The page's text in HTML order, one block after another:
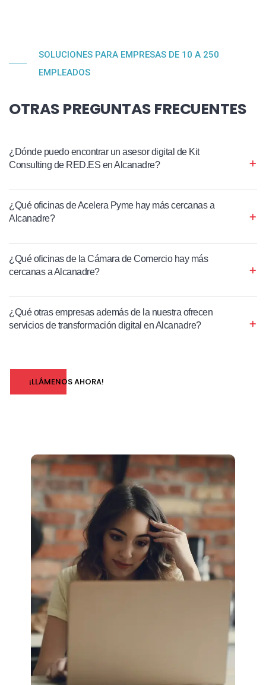
SOLUCIONES PARA EMPRESAS DE 10 A 250
EMPLEADOS
OTRAS PREGUNTAS FRECUENTES
¿Dónde puedo encontrar un asesor digital de Kit
Consulting de RED.ES en Alcanadre?
¿Qué oficinas de Acelera Pyme hay más cercanas a
Alcanadre?
¿Qué oficinas de la Cámara de Comercio hay más
cercanas a Alcanadre?
¿Qué otras empresas además de la nuestra ofrecen
servicios de transformación digital en Alcanadre?
¡LLÁMENOS AHORA!